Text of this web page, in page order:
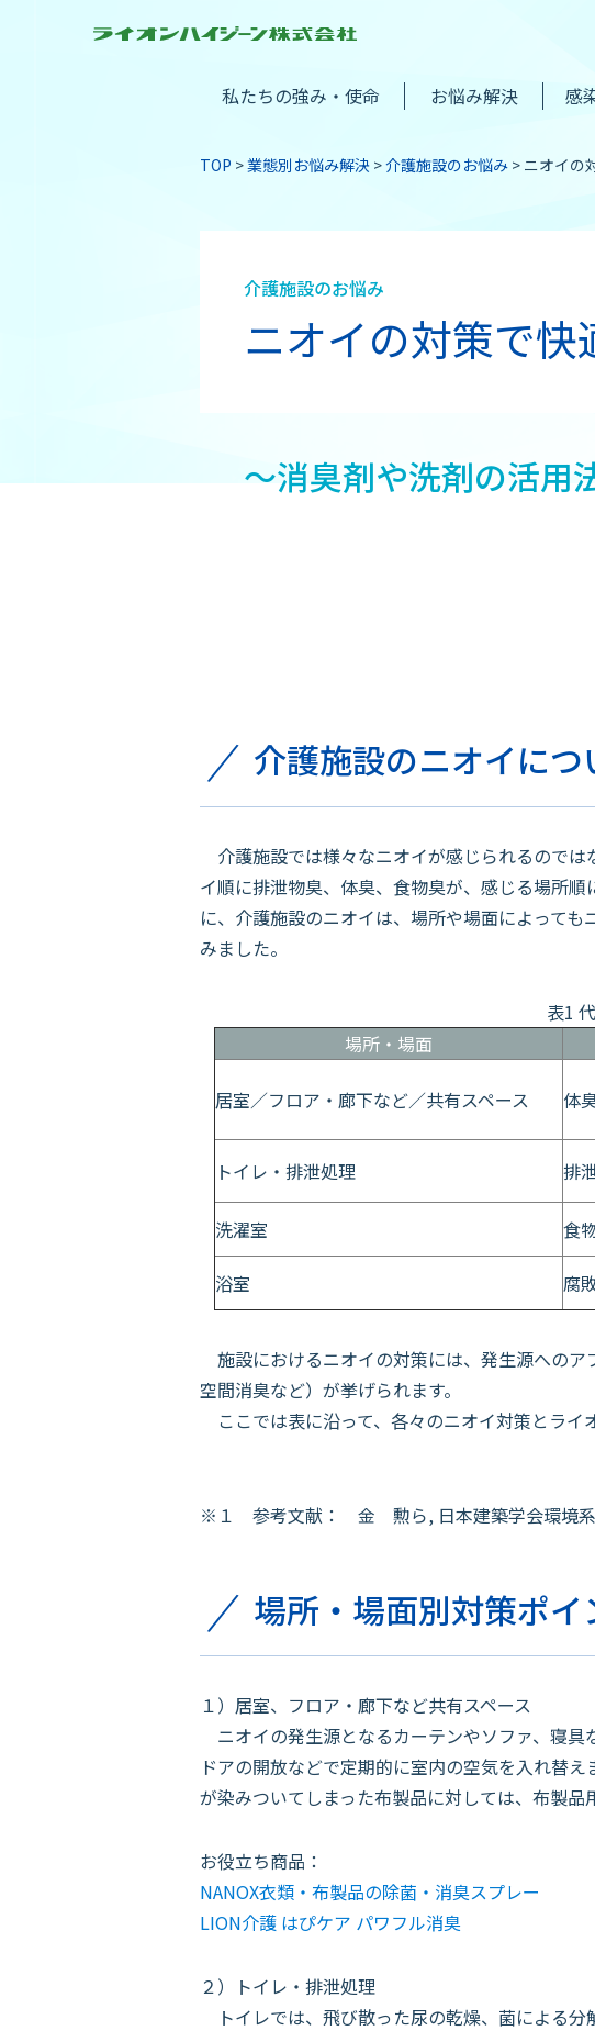
私たちの強み・使命 お悩み解決 感
TOP 業態別お悩み解決 介護施設のお悩み ニオイの
介護施設のお悩み
ニオイの対策で快
～消臭剤や洗剤の活用
介護施設のニオイにつ
介護施設では様々なニオイが感じられるので
イ順に排泄物臭、体臭、食物臭が、感じる場所
に、介護施設のニオイは、場所や場面によって
みました。
表1
場所・場面
居室／フロア・廊下など／共有スペース 体
トイレ・排泄処理
排
洗濯室
食
浴室
腐
施設におけるニオイの対策には、発生源への
空間消臭など）が挙げられます。
ここでは表に沿って、各々のニオイ対策とライ
※１ 参考文献： 金 勲ら, 日本建築学会環境系
場所・場面別対策ポイ
１）居室、フロア・廊下など共有スペース
ニオイの発生源となるカーテンやソファ、寝具
ドアの開放などで定期的に室内の空気を入れ替
が染みついてしまった布製品に対しては、布製品
お役立ち商品：
NANOX衣類・布製品の除菌・消臭スプレー
LION介護 はぴケア パワフル消臭
２）トイレ・排泄処理
トイレでは、飛び散った尿の乾燥、菌による分